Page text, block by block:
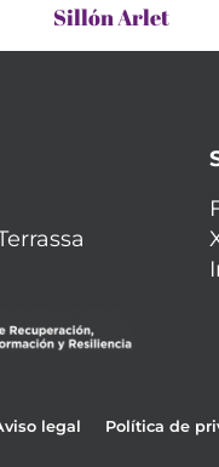
Sillón Arlet
legal Política de